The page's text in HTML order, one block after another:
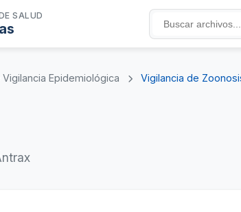
SALUD
Epidemiológica Vigilancia de